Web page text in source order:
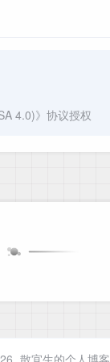
4.0)》协议授权